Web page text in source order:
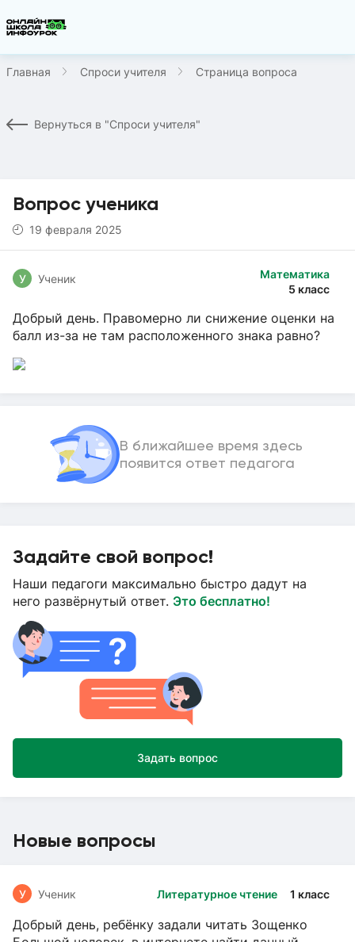
Главная Спроси учителя Страница вопроса
Вернуться в "Спроси учителя"
Вопрос ученика
19 февраля 2025
Математика
5 класс
У Ученик
Добрый день. Правомерно ли снижение оценки на
балл из-за не там расположенного знака равно?
В ближайшее время здесь
появится ответ педагога
Задайте свой вопрос!
Наши педагоги максимально быстро дадут на
него развёрнутый ответ. Это бесплатно!
Задать вопрос
Новые вопросы
Литературное чтение 1 класс
У Ученик
Добрый день, ребёнку задали читать Зощенко